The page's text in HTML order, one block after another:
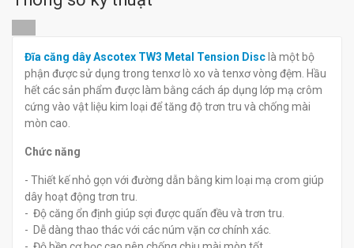
Đĩa căng dây Ascotex TW3 Metal Tension Disc là một bộ
phận được sử dụng trong tenxơ lò xo và tenxơ vòng đệm. Hầu
hết các sản phẩm được làm bằng cách áp dụng lớp mạ crôm
cứng vào vật liệu kim loại để tăng độ trơn tru và chống mài
mòn cao.
Chức năng
- Thiết kế nhỏ gọn với đường dẫn bằng kim loại mạ crom giúp
dây hoạt động trơn tru.
- Độ căng ổn định giúp sợi được quấn đều và trơn tru.
- Dễ dàng thao thác với các núm vặn cơ chính xác.